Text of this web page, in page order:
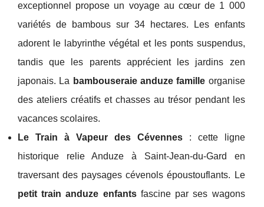
exceptionnel propose un voyage au cœur de 1 000
variétés de bambous sur 34 hectares. Les enfants
adorent le labyrinthe végétal et les ponts suspendus,
tandis que les parents apprécient les jardins zen
japonais. La bambouseraie anduze famille organise
des ateliers créatifs et chasses au trésor pendant les
vacances scolaires.
Le Train à Vapeur des Cévennes: cette ligne
historique relie Anduze à Saint-Jean-du-Gard en
traversant des paysages cévenols époustouflants. Le
petit train anduze enfantsfascine par ses wagons